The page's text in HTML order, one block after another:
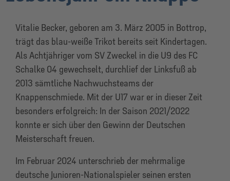
Vitalie Becker, geboren am 3. März 2005 in Bottrop,
trägt das blau-weiße Trikot bereits seit Kindertagen.
Als Achtjähriger vom SV Zweckel in die U9 des FC
Schalke 04 gewechselt, durchlief der Linksfuß ab
2013 sämtliche Nachwuchsteams der
Knappenschmiede. Mit der U17 war er in dieser Zeit
besonders erfolgreich: In der Saison 2021/2022
konnte er sich über den Gewinn der Deutschen
Meisterschaft freuen.
Im Februar 2024 unterschrieb der mehrmalige
deutsche Junioren-Nationalspieler seinen ersten